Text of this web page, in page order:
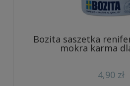
Bozita saszetka
mokra karma
4,90 zł